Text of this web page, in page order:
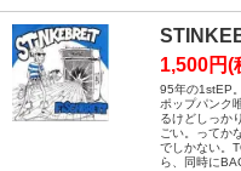
1,500円(
95年の1stEP
ポップパンク
るけどしっか
ごい。ってか
でしかない。
ら、同時に